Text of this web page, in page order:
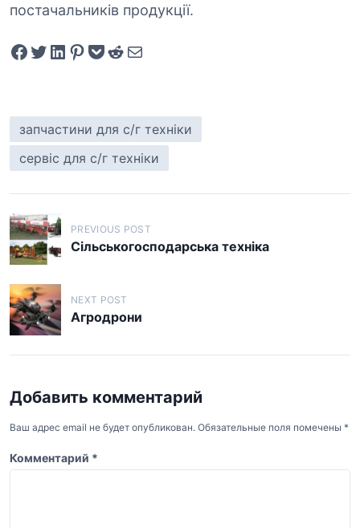
постачальників продукції.
Share on Facebook Tweet on Twitter Share on LinkedIn Pin on Pinterest Save to pocket Share on Reddit Share via Email
запчастини для с/г техніки
сервіс для с/г техніки
Н
а
в
и
г
и
о
PREVIOUS POST
Сільськогосподарська техніка
NEXT POST
Агродрони
Добавить комментарий
Ваш адрес email не будет опубликован. Обязательные поля помечены *
Комментарий *